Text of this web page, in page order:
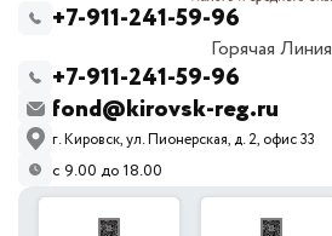
+7-911-241-59-96
Горячая Линия
+7-911-241-59-96
fond@kirovsk-reg.ru
г. Кировск, ул. Пионерская, д. 2, офис 33
с 9.00 до 18.00